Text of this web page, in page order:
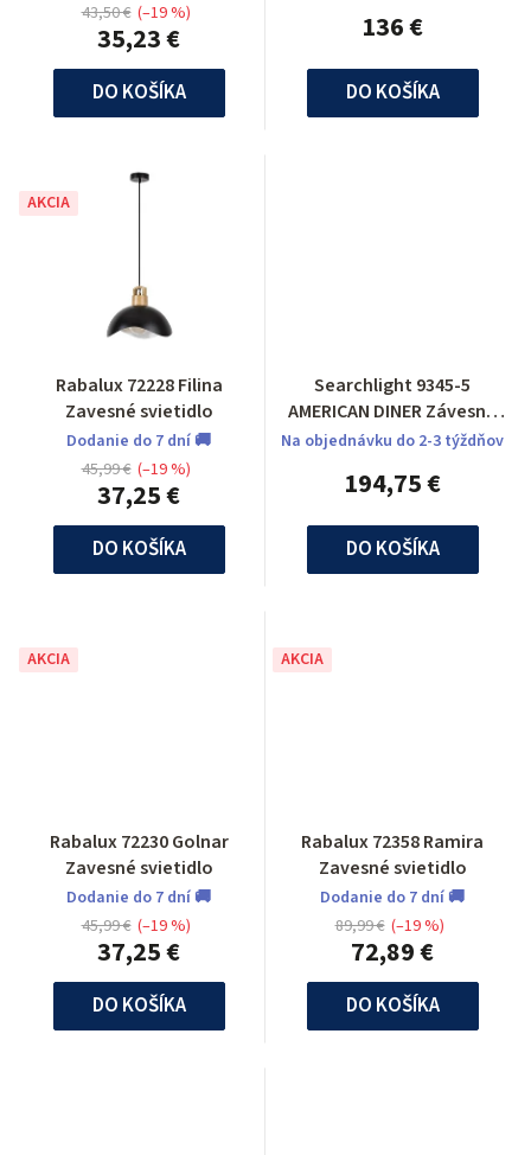
35,23 €
43,50 € (–19 %)
DO KOŠÍKA
136 €
DO KOŠÍKA
AKCIA
Rabalux 72228 Filina
Zavesné svietidlo
Dodanie do 7 dní 🚚
37,25 €
45,99 € (–19 %)
DO KOŠÍKA
Searchlight 9345-5
AMERICAN DINER Závesné
svietidlo
Na objednávku do 2-3 týždňov
194,75 €
DO KOŠÍKA
AKCIA
Rabalux 72230 Golnar
Zavesné svietidlo
Dodanie do 7 dní 🚚
37,25 €
45,99 € (–19 %)
DO KOŠÍKA
AKCIA
Rabalux 72358 Ramira
Zavesné svietidlo
Dodanie do 7 dní 🚚
72,89 €
89,99 € (–19 %)
DO KOŠÍKA